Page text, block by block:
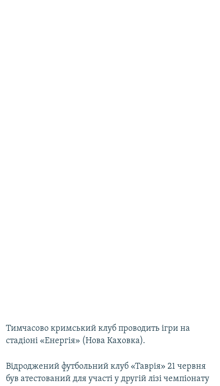
Тимчасово кримський клуб проводить ігри на
стадіоні «Енергія» (Нова Каховка).
Відроджений футбольний клуб «Таврія» 21 червня
був атестований для участі у другій лізі чемпіонату